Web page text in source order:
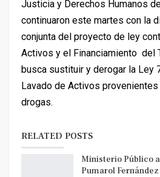
Justicia y Derechos Humanos
continuaron este martes con la
conjunta del proyecto de ley
Activos y el Financiamiento del
busca sustituir y derogar la Ley
Lavado de Activos
drogas.
RELATED POSTS
Ministerio Público
Pumarol